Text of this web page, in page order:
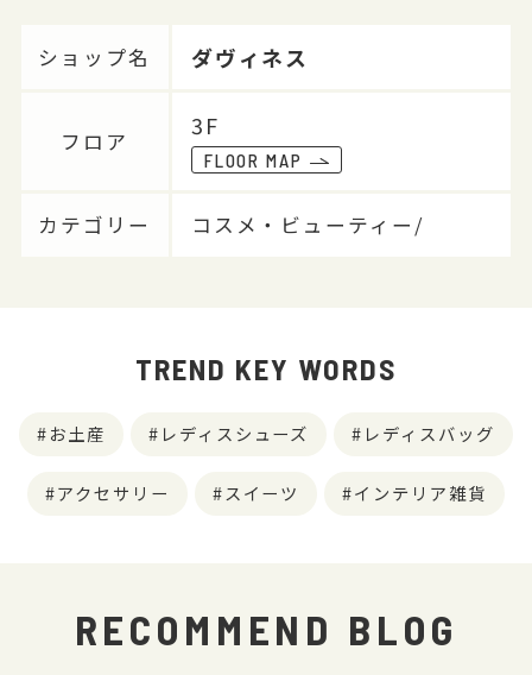
ショップ名 ダヴィネス
フロア
3F
FLOOR MAP
カテゴリー コスメ・ビューティー/
TREND KEY WORDS
お土産 レディスシューズ レディスバッグ
アクセサリー スイーツ インテリア雑貨
RECOMMEND BLOG